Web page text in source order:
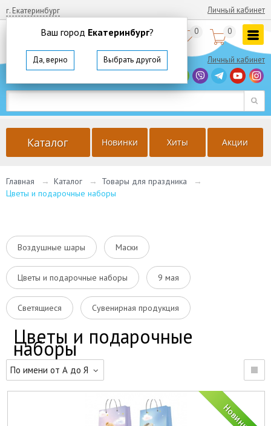
Личный кабинет
г. Екатеринбург
Ваш город Екатеринбург?
Да, верно Выбрать другой
0
 0
(800) 350 64 57
Личный кабинет
Ваш городЕкатеринбург?
Каталог Новинки Хиты Акции
Главная → Каталог → Товары для праздника
→
Цветы и подарочные наборы
Воздушные шары Маски
Цветы и подарочные наборы 9 мая
Светящиеся Сувенирная продукция
Цветы и подарочные
наборы
По имени от А до Я